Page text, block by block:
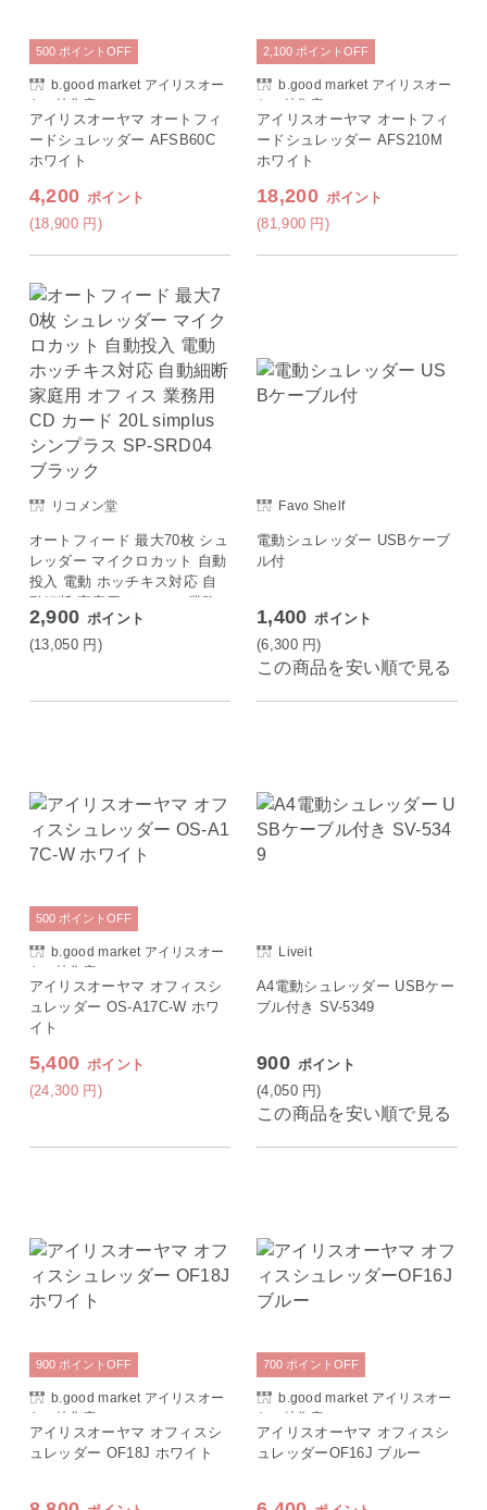
b.good market アイリスオー
ヤマ特集店
アイリスオーヤマ オートフィ
ードシュレッダー AFSB60C
ホワイト
4,200 ポイント
(18,900 円)
500 ポイント OFF
b.good market アイリスオー
ヤマ特集店
アイリスオーヤマ オートフィ
ードシュレッダー AFS210M
ホワイト
18,200 ポイント
(81,900 円)
2,100 ポイント OFF
リコメン堂
オートフィード 最大70枚 シュ
レッダー マイクロカット 自動
投入 電動 ホッチキス対応 自
動細断 家庭用 オフィス 業務
用 CD カード 20L simplus シ
ンプラス SP-SRD04 ブラック
2,900 ポイント
(13,050 円)
Favo Shelf
電動シュレッダー USBケーブ
ル付
1,400 ポイント
(6,300 円)
この商品を安い順で見る
b.good market アイリスオー
ヤマ特集店
アイリスオーヤマ オフィスシ
ュレッダー OS-A17C-W ホワ
イト
5,400 ポイント
(24,300 円)
500 ポイント OFF
Liveit
A4電動シュレッダー USBケー
ブル付き SV-5349
900 ポイント
(4,050 円)
この商品を安い順で見る
b.good market アイリスオー
ヤマ特集店
アイリスオーヤマ オフィスシ
ュレッダー OF18J ホワイト
900 ポイント OFF
b.good market アイリスオー
ヤマ特集店
アイリスオーヤマ オフィスシ
ュレッダーOF16J ブルー
700 ポイント OFF